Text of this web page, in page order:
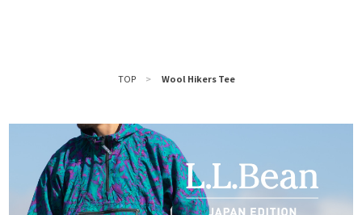
TOP > Wool Hikers Tee